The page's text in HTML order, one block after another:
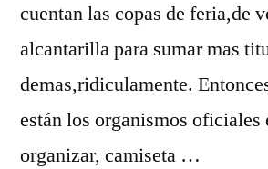
cuentan las copas de feria,de
alcantarilla para sumar mas
demas,ridiculamente.
están los organismos oficiales
organizar, camiseta …